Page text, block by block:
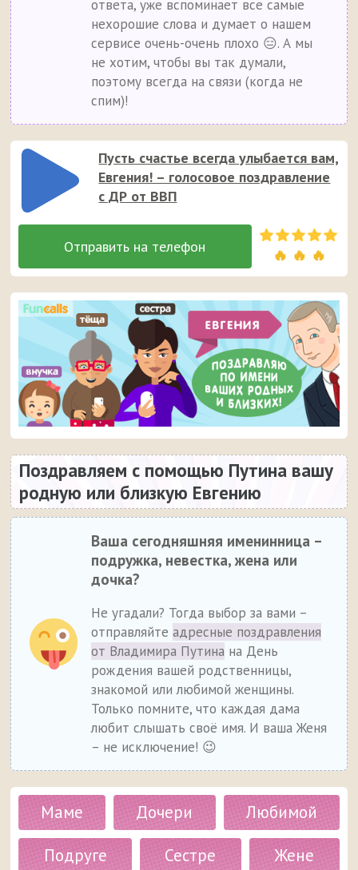
ответа, уже вспоминает все самые
нехорошие слова и думает о нашем
сервисе очень-очень плохо 😑. А мы
не хотим, чтобы вы так думали,
поэтому всегда на связи (когда не
спим)!
Пусть счастье всегда улыбается вам,
Евгения! – голосовое поздравление
с ДР от ВВП
🔥 🔥 🔥
Поздравляем с помощью Путина вашу
родную или близкую Евгению
Ваша сегодняшняя именинница –
подружка, невестка, жена или
дочка?
Не угадали? Тогда выбор за вами –
отправляйтеадресные поздравления
от Владимира Путина на День
рождения вашей родственницы,
знакомой или любимой женщины.
Только помните, что каждая дама
любит слышать своё имя. И ваша Женя
– не исключение! 😉
Маме Дочери
Любимой
Подруге
Сестре
Жене